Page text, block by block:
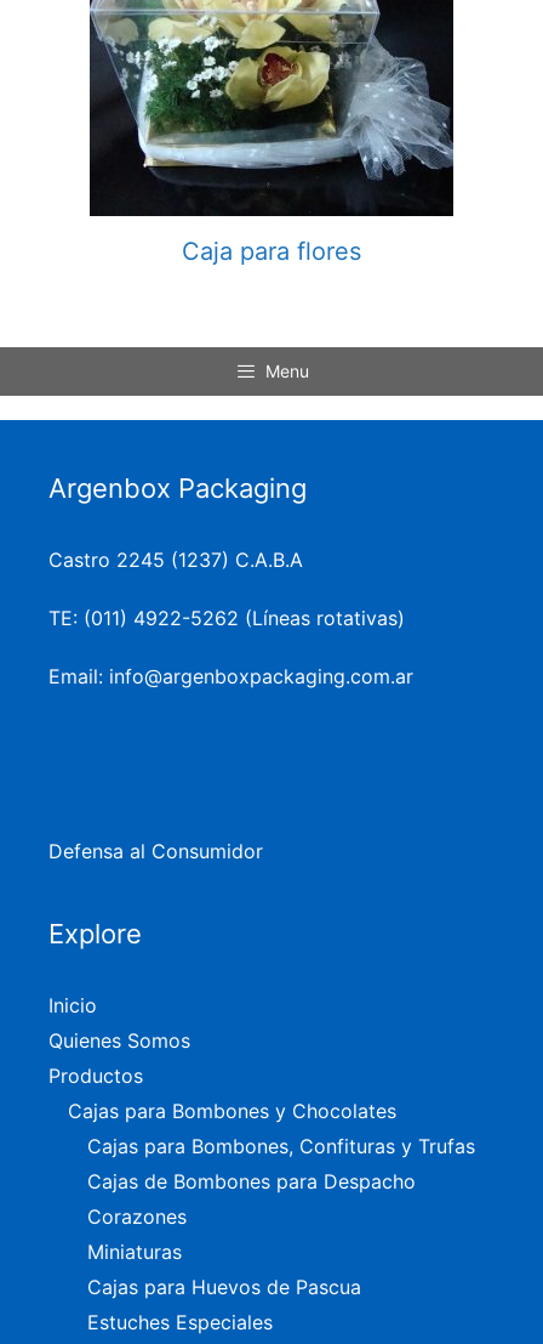
Caja para flores
Menu
Argenbox Packaging
Castro 2245 (1237) C.A.B.A
TE: (011) 4922-5262 (Líneas rotativas)
Email: info@argenboxpackaging.com.ar
Defensa al Consumidor
Explore
Inicio
Quienes Somos
Productos
Cajas para Bombones y Chocolates
Cajas para Bombones, Confituras y Trufas
Cajas de Bombones para Despacho
Corazones
Miniaturas
Cajas para Huevos de Pascua
Estuches Especiales